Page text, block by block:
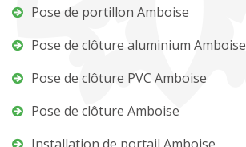
Pose de portillon Amboise
Pose de clôture aluminium Amboise
Pose de clôture PVC Amboise
Pose de clôture Amboise